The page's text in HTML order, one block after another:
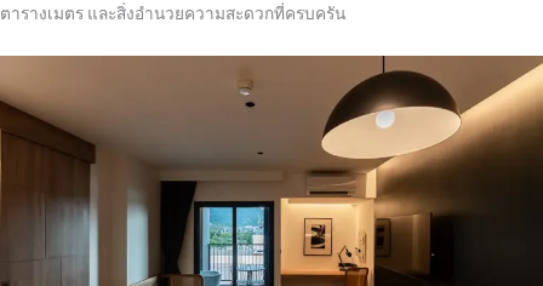
ตารางเมตร และสิ่งอำนวยความสะดวกที่ครบครัน